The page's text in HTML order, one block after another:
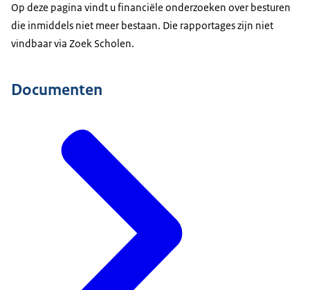
Op deze pagina vindt u financiële onderzoeken over besturen
die inmiddels niet meer bestaan. Die rapportages zijn niet
vindbaar via Zoek Scholen.
Documenten